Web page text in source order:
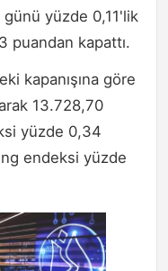
yüzde 0,11'lik
puandan kapattı.
kapanışına göre
13.728,70
yüzde 0,34
endeksi yüzde